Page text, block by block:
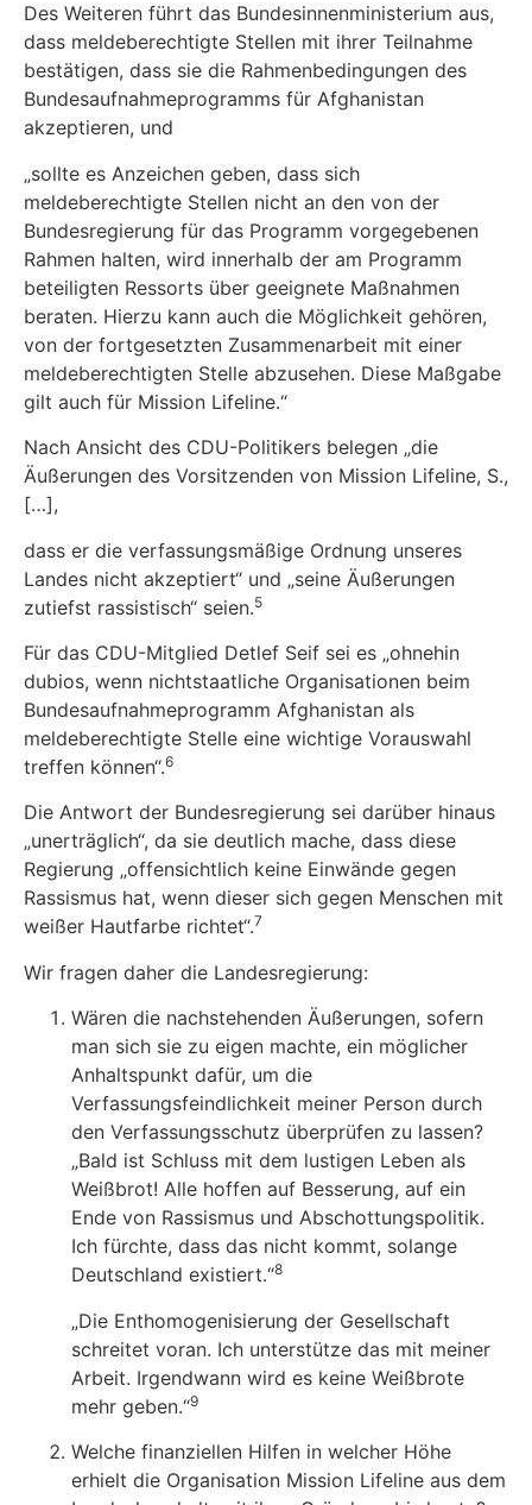
Des Weiteren führt das Bundesinnenministerium aus,
dass meldeberechtigte Stellen mit ihrer Teilnahme
bestätigen, dass sie die Rahmenbedingungen des
Bundesaufnahmeprogramms für Afghanistan
akzeptieren, und
„sollte es Anzeichen geben, dass sich
meldeberechtigte Stellen nicht an den von der
Bundesregierung für das Programm vorgegebenen
Rahmen halten, wird innerhalb der am Programm
beteiligten Ressorts über geeignete Maßnahmen
beraten. Hierzu kann auch die Möglichkeit gehören,
von der fortgesetzten Zusammenarbeit mit einer
meldeberechtigten Stelle abzusehen. Diese Maßgabe
gilt auch für Mission Lifeline.“
Nach Ansicht des CDU-Politikers belegen „die
Äußerungen des Vorsitzenden von Mission Lifeline, S.,
[…],
dass er die verfassungsmäßige Ordnung unseres
Landes nicht akzeptiert“ und „seine Äußerungen
zutiefst rassistisch“ seien.5
Für das CDU-Mitglied Detlef Seif sei es „ohnehin
dubios, wenn nichtstaatliche Organisationen beim
Bundesaufnahmeprogramm Afghanistan als
meldeberechtigte Stelle eine wichtige Vorauswahl
treffen können“.6
Die Antwort der Bundesregierung sei darüber hinaus
„unerträglich“, da sie deutlich mache, dass diese
Regierung „offensichtlich keine Einwände gegen
Rassismus hat, wenn dieser sich gegen Menschen mit
weißer Hautfarbe richtet“.7
Wir fragen daher die Landesregierung:
Wären die nachstehenden Äußerungen, sofern
man sich sie zu eigen machte, ein möglicher
Anhaltspunkt dafür, um die
Verfassungsfeindlichkeit meiner Person durch
den Verfassungsschutz überprüfen zu lassen?
„Bald ist Schluss mit dem lustigen Leben als
Weißbrot! Alle hoffen auf Besserung, auf ein
Ende von Rassismus und Abschottungspolitik.
Ich fürchte, dass das nicht kommt, solange
Deutschland existiert.“8
„Die Enthomogenisierung der Gesellschaft
schreitet voran. Ich unterstütze das mit meiner
Arbeit. Irgendwann wird es keine Weißbrote
mehr geben.“9
Welche finanziellen Hilfen in welcher Höhe
erhielt die Organisation Mission Lifeline aus dem